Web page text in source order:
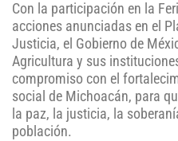
Con la participación en la
acciones anunciadas en el
Justicia, el Gobierno de
Agricultura y sus
compromiso con el
social de Michoacán, para
la paz, la justicia, la
población.